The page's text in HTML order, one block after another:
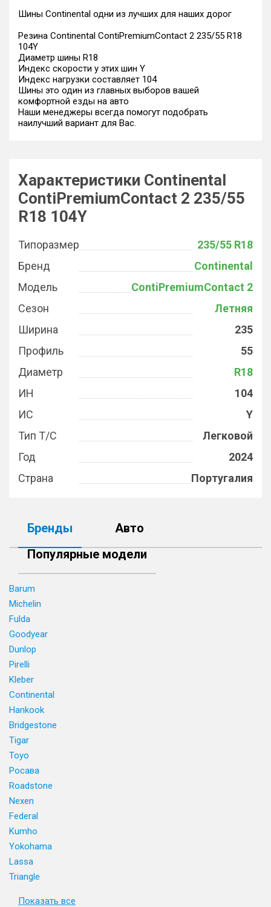
Шины Continental одни из лучших для наших дорог
Резина Continental ContiPremiumContact 2 235/55 R18
104Y
Диаметр шины R18
Индекс скорости у этих шин Y
Индекс нагрузки составляет 104
Шины это один из главных выборов вашей
комфортной езды на авто
Наши менеджеры всегда помогут подобрать
наилучший вариант для Вас.
Характеристики Continental
ContiPremiumContact 2 235/55
R18 104Y
Типоразмер
235/55 R18
Бренд
Continental
Модель
ContiPremiumContact 2
Сезон
Летняя
Ширина
235
Профиль
55
Диаметр
R18
ИН
104
ИС
Y
Тип Т/С
Легковой
Год
2024
Страна
Португалия
Бренды
Авто
Популярные модели
Barum
Michelin
Fulda
Goodyear
Dunlop
Pirelli
Kleber
Continental
Hankook
Bridgestone
Tigar
Toyo
Росава
Roadstone
Nexen
Federal
Kumho
Yokohama
Lassa
Triangle
Показать все